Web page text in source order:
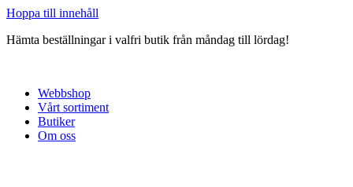
Hoppa till innehåll
Hämta beställningar i valfri butik från måndag till lördag!
Webbshop
Vårt sortiment
Butiker
Om oss